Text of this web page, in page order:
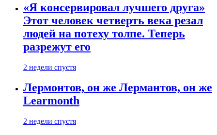
«Я консервировал лучшего друга»
Этот человек четверть века резал
людей на потеху толпе. Теперь
разрежут его
2 недели спустя
Лермонтов, он же Лермантов, он же
Learmonth
2 недели спустя